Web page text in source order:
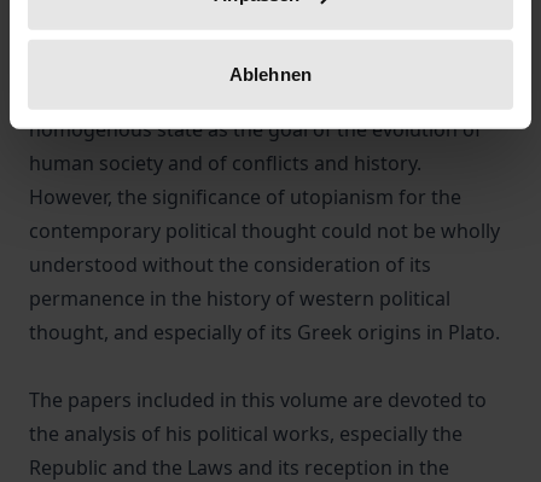
Ablehnen
Utopia continues to survive in the current ideology
homogenous state as the goal of the evolution of
human society and of conflicts and history.
However, the significance of utopianism for the
contemporary political thought could not be wholly
understood without the consideration of its
permanence in the history of western political
thought, and especially of its Greek origins in Plato.
The papers included in this volume are devoted to
the analysis of his political works, especially the
Republic and the Laws and its reception in the